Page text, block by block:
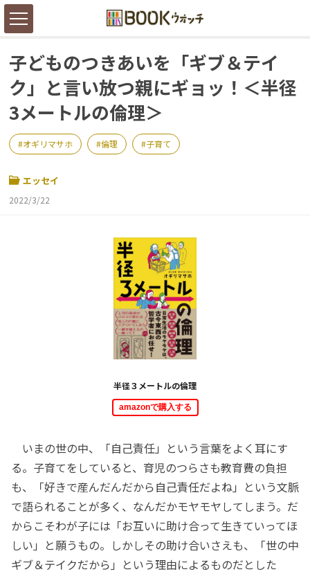
子どものつきあいを「ギブ＆テイ
ク」と言い放つ親にギョッ！＜半径
3メートルの倫理＞
オギリマサホ 倫理 子育て
エッセイ
2022/3/22
半径３メートルの倫理
amazonで購入する
いまの世の中、「自己責任」という言葉をよく耳にす
る。子育てをしていると、育児のつらさも教育費の負担
も、「好きで産んだんだから自己責任だよね」という文脈
で語られることが多く、なんだかモヤモヤしてしまう。だ
からこそわが子には「お互いに助け合って生きていってほ
しい」と願うもの。しかしその助け合いさえも、「世の中
ギブ＆テイクだから」という理由によるものだとした